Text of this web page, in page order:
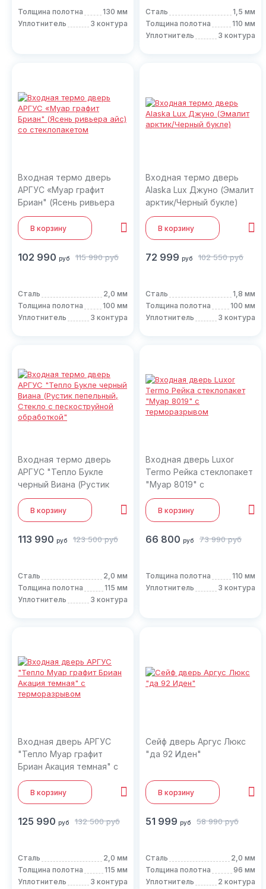
Толщина полотна
130 мм
Уплотнитель
3 контура
Сталь
1,5 мм
Толщина полотна
110 мм
Уплотнитель
3 контура
Входная термо дверь
АРГУС «Муар графит
Бриан" (Ясень ривьера
айс) со стеклопакетом
В корзину
102 990 руб 115 990 руб
Сталь
2,0 мм
Толщина полотна
100 мм
Уплотнитель
3 контура
Входная термо дверь
Alaska Lux Джуно (Эмалит
арктик/Черный букле)
В корзину
72 999 руб 102 550 руб
Сталь
1,8 мм
Толщина полотна
100 мм
Уплотнитель
3 контура
Входная термо дверь
АРГУС "Тепло Букле
черный Виана (Рустик
пепельный, Стекло с
пескоструйной
обработкой"
В корзину
113 990 руб 123 500 руб
Сталь
2,0 мм
Толщина полотна
115 мм
Уплотнитель
3 контура
Входная дверь Luxor
Termo Рейка стеклопакет
"Муар 8019" с
терморазрывом
В корзину
66 800 руб 73 990 руб
Толщина полотна
110 мм
Уплотнитель
3 контура
Входная дверь АРГУС
"Тепло Муар графит
Бриан Акация темная" с
терморазрывом
В корзину
125 990 руб 132 500 руб
Сталь
2,0 мм
Толщина полотна
115 мм
Уплотнитель
3 контура
Сейф дверь Аргус Люкс
"да 92 Иден"
В корзину
51 999 руб 58 990 руб
Сталь
2,0 мм
Толщина полотна
96 мм
Уплотнитель
2 контура